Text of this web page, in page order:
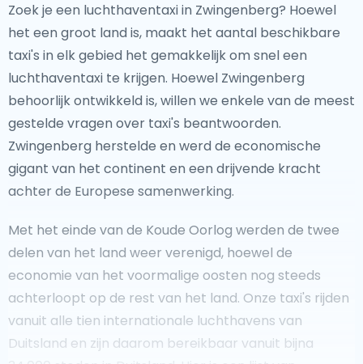
Zoek je een luchthaventaxi in Zwingenberg? Hoewel
het een groot land is, maakt het aantal beschikbare
taxi's in elk gebied het gemakkelijk om snel een
luchthaventaxi te krijgen. Hoewel Zwingenberg
behoorlijk ontwikkeld is, willen we enkele van de meest
gestelde vragen over taxi's beantwoorden.
Zwingenberg herstelde en werd de economische
gigant van het continent en een drijvende kracht
achter de Europese samenwerking.
Met het einde van de Koude Oorlog werden de twee
delen van het land weer verenigd, hoewel de
economie van het voormalige oosten nog steeds
achterloopt op de rest van het land. Onze taxi's rijden
vanuit alle tien internationale luchthavens van
Duitsland en zijn daarom bereikbaar vanuit bijna